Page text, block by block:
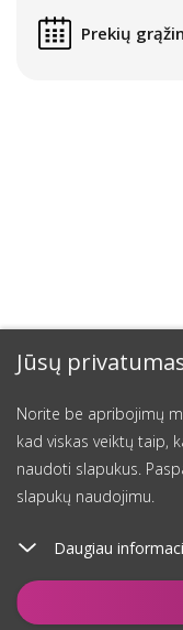
Jūsų
Norite be apribojimų
kad viskas veiktų taip,
naudoti slapukus.
slapukų naudojimu.
Daugiau
Prekių